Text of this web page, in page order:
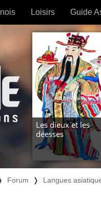
& Flashcards
Outils
Loisirs
Prénom
Signe
Tatouage
PLUS (24 OUTILS) »
Guide
Les dieux et les
déesses
Forum ❭ Langues